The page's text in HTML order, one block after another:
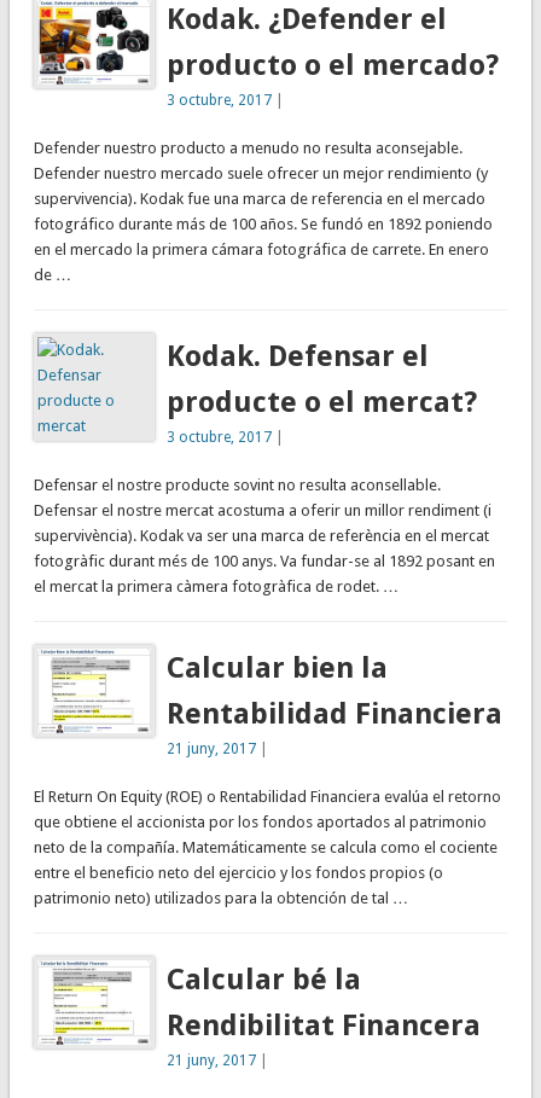
Kodak. ¿Defender el
producto o el mercado?
3 octubre, 2017
Defender nuestro producto a menudo no resulta aconsejable.
Defender nuestro mercado suele ofrecer un mejor rendimiento (y
supervivencia). Kodak fue una marca de referencia en el mercado
fotográfico durante más de 100 años. Se fundó en 1892 poniendo
en el mercado la primera cámara fotográfica de carrete. En enero
de …
Kodak. Defensar el
producte o el mercat?
3 octubre, 2017
Defensar el nostre producte sovint no resulta aconsellable.
Defensar el nostre mercat acostuma a oferir un millor rendiment (i
supervivència). Kodak va ser una marca de referència en el mercat
fotogràfic durant més de 100 anys. Va fundar-se al 1892 posant en
el mercat la primera càmera fotogràfica de rodet. …
Calcular bien la
Rentabilidad Financiera
21 juny, 2017
El Return On Equity (ROE) o Rentabilidad Financiera evalúa el retorno
que obtiene el accionista por los fondos aportados al patrimonio
neto de la compañía. Matemáticamente se calcula como el cociente
entre el beneficio neto del ejercicio y los fondos propios (o
patrimonio neto) utilizados para la obtención de tal …
Calcular bé la
Rendibilitat Financera
21 juny, 2017